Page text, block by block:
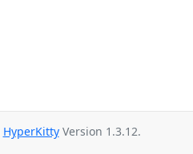
HyperKittyVersion 1.3.12.